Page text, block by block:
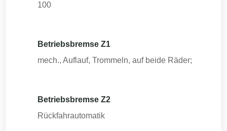
100
Betriebsbremse Z1
mech., Auflauf, Trommeln, auf beide Räder;
Betriebsbremse Z2
Rückfahrautomatik